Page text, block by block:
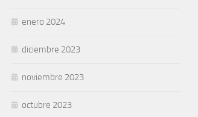
enero 2024
diciembre 2023
noviembre 2023
octubre 2023